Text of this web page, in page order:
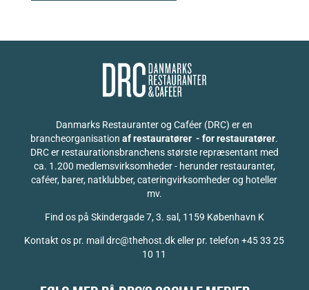
Danmarks Restauranter og Caféer (DRC) er en
brancheorganisationaf restauratører - for restauratører.
DRC er restaurationsbranchens største repræsentant med
ca. 1.200 medlemsvirksomheder - herunder restauranter,
caféer, barer, natklubber, cateringvirksomheder og hoteller
mv.
Find os på Skindergade 7, 3. sal, 1159 København K
Kontakt os pr. mail drc@thehost.dk eller pr. telefon +45 33 25
10 11